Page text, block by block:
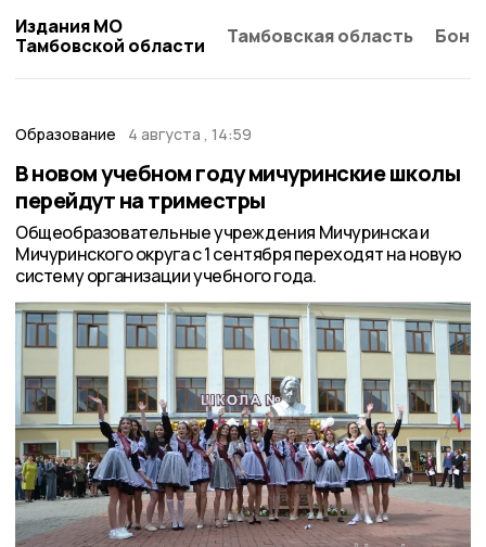
Издания МО
Тамбовской области
Тамбовская область
Образование 4 августа , 14:59
В новом учебном году мичуринские школы
перейдут на триместры
Общеобразовательные учреждения Мичуринска и
Мичуринского округа с 1 сентября переходят на новую
систему организации учебного года.